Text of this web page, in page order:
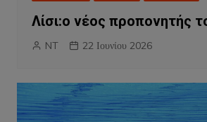
Λίσι:ο νέος προπονητής
NT 22 Ιουνίου 2026